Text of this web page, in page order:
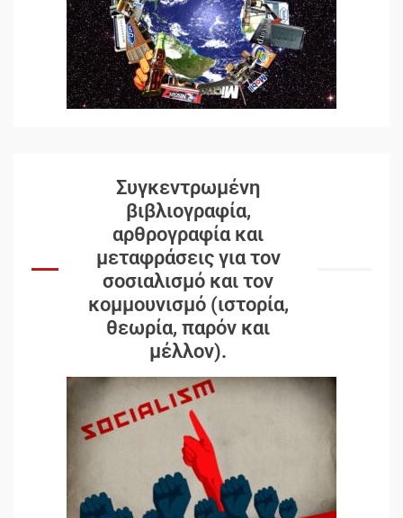
Συγκεντρωμένη
βιβλιογραφία,
αρθρογραφία και
μεταφράσεις για τον
σοσιαλισμό και τον
κομμουνισμό (ιστορία,
θεωρία, παρόν και
μέλλον).
Δωρεάν βιβλίο από το
Documento: Η μεγάλη ληστεία
και ο έλεγχος των λαών
Η ένδεια της σοσιαλιστικής